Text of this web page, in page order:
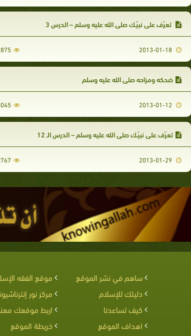
تعرّف على نبيّـك صلى الله عليه وسلم – الدرس 3
2013-01-18
ضحكه ومزاحه صلى الله عليه وسلم
تعرّف على نبيّـك صلى الله عليه وسلم – الدرس الـ 12
2013-01-29
ساهم في نشر الموقع
موقع الفقه
دليلك للإسلام
مركز نور
كيف تساعدنا
اربط موقعك
اهداف الموقع
خريطة الموقع